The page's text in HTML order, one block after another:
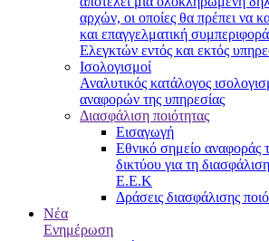
αρχών, οι οποίες θα πρέπει να
και επαγγελματική
Ελεγκτών εντός και εκτός
Ισολογισμοί
Αναλυτικός κατάλογος
αναφορών της υπηρεσίας
Διασφάλιση ποιότητας
Εισαγωγή
Εθνικό σημείο αναφοράς
δικτύου για τη
Ε.Ε.Κ
Δράσεις διασφάλισης
Νέα
Ενημέρωση